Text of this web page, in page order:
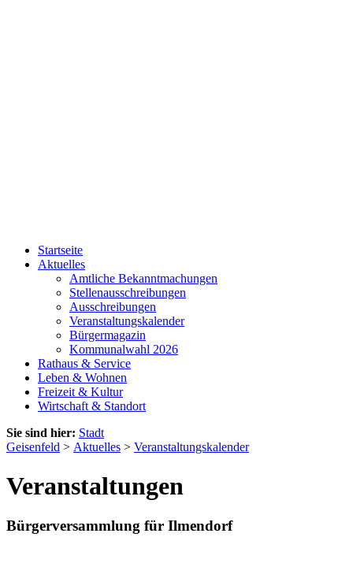
Startseite
Aktuelles
Amtliche Bekanntmachungen
Stellenausschreibungen
Ausschreibungen
Veranstaltungskalender
Bürgermagazin
Kommunalwahl 2026
Rathaus & Service
Leben & Wohnen
Freizeit & Kultur
Wirtschaft & Standort
Sie sind hier: Stadt
Geisenfeld > Aktuelles > Veranstaltungskalender
Veranstaltungen
Bürgerversammlung für Ilmendorf